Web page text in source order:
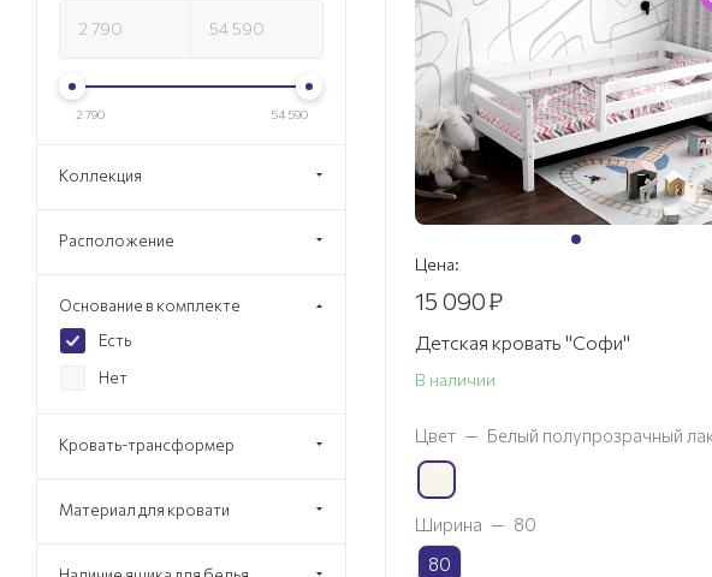
Цена:
15 090₽
Детская кровать "Софи"
В наличии
Цвет — Белый полупрозрачный
Ширина — 80
80
2 790 54 590
Коллекция
Расположение
Основание в комплекте
Есть
Нет
Кровать-трансформер
Материал для кровати